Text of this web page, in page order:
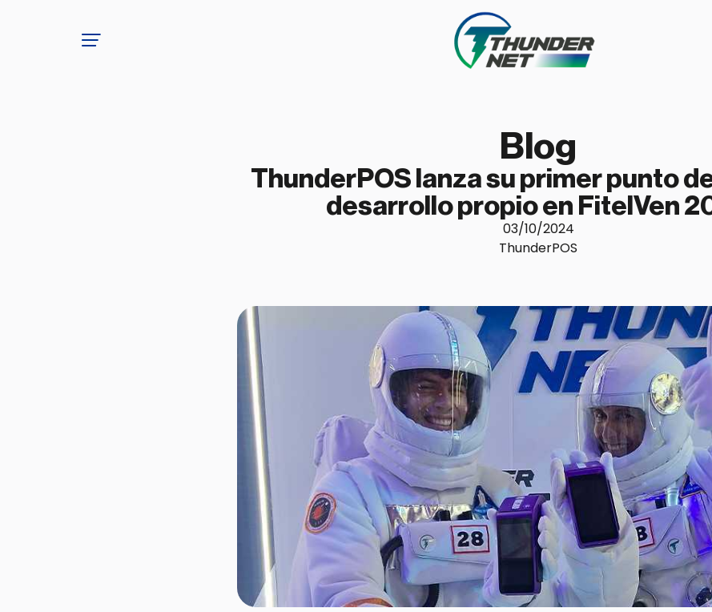
Blog
ThunderPOS lanza su primer punto
desarrollo propio en FitelVen
03/10/2024
ThunderPOS